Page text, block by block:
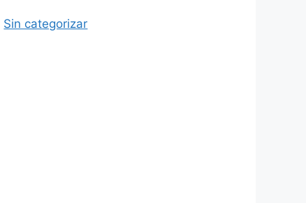
Sin categorizar